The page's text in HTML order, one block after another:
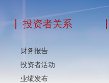
投资者关系
财务报告
投资者活动
业绩发布